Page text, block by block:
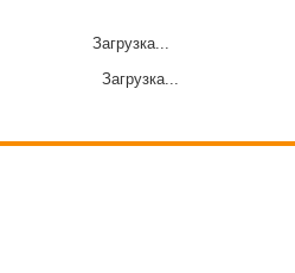
Загрузка...
Загрузка...